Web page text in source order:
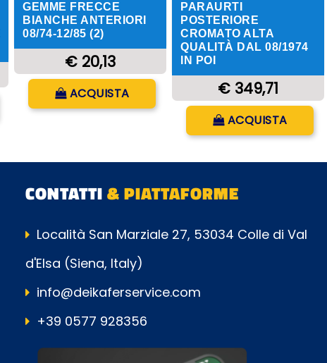
GEMME FRECCE
BIANCHE ANTERIORI
08/74-12/85 (2)
€ 20,13
Quantità
ACQUISTA
PARAURTI
POSTERIORE
CROMATO ALTA
QUALITÀ DAL 08/1974
IN POI
€ 349,71
Quantità
ACQUISTA
CONTATTI& PIATTAFORME
Località San Marziale 27, 53034 Colle di Val
d'Elsa (Siena, Italy)
info@deikaferservice.com
+39 0577 928356